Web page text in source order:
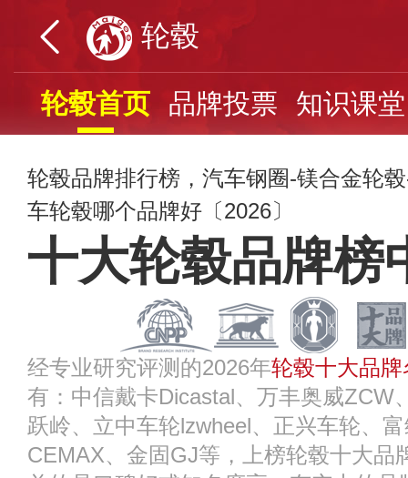
轮毂
轮毂首页 品牌投票 知识课堂
轮毂品牌排行榜，汽车钢圈-镁合金轮
车轮毂哪个品牌好〔2026〕
十大轮毂品牌榜
经专业研究评测的2026年轮毂十大品牌
有：中信戴卡Dicastal、万丰奥威ZCW
跃岭、立中车轮lzwheel、正兴车轮、
CEMAX、金固GJ等，上榜轮毂十大品